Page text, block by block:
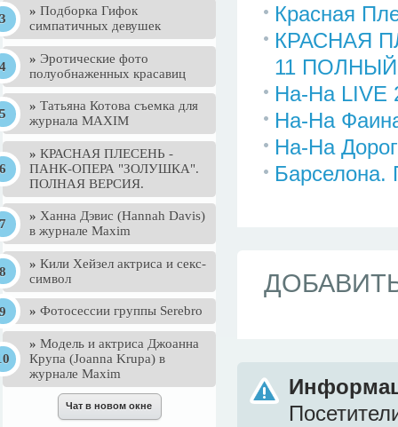
Красная
КРАСНАЯ
11
На-На LIVE
На-На
На-На
» Подборка Гифок
симпатичных девушек
» Эротические фото
полуобнаженных красавиц
» Татьяна Котова съемка для
журнала MAXIM
» КРАСНАЯ ПЛЕСЕНЬ -
ПАНК-ОПЕРА "ЗОЛУШКА".
ПОЛНАЯ ВЕРСИЯ.
» Ханна Дэвис (Hannah Davis)
в журнале Maxim
» Кили Хейзел актриса и секс-
символ
» Фотосессии группы Serebro
» Mодель и актриса Джоанна
Крупа (Joanna Krupa) в
журнале Maxim